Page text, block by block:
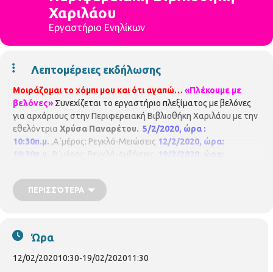
Χαριλάου
Εργαστήριο Ενηλίκων
Λεπτομέρειες εκδήλωσης
Μοιράζομαι το χόμπι μου και ότι αγαπώ… «Πλέκουμε με
βελόνες» Συνεχίζεται το εργαστήριο πλεξίματος με βελόνες
για αρχάριους στην Περιφερειακή Βιβλιοθήκη Χαριλάου με την
εθελόντρια Χρύσα Παναρέτου. 5/2/2020, ώρα :
10:30π.μ. ,Α΄μέρος: Ρεγκλά-Μειώσεις 12/2/2020, ώρα:
10:30π.μ
, Β΄μέρος: Ρεγκλά-Αυξήσεις
19/2/2020, ώρα:
σχέδια26/5/2020, ώρα:10:30π.μ
συναρμολόγηση πλεκτού
προτεραιότητας, ενώ θα υπάρξει λίστα αναμονής σε
περίπτωση υπεράριθμων εγγραφών.
οι συμμετέχοντες να ενημερώνουν σε περίπτωση
ΠΕΡΙΣΣΌΤΕΡΑ
Ώρα
12/02/202010:30-19/02/202011:30